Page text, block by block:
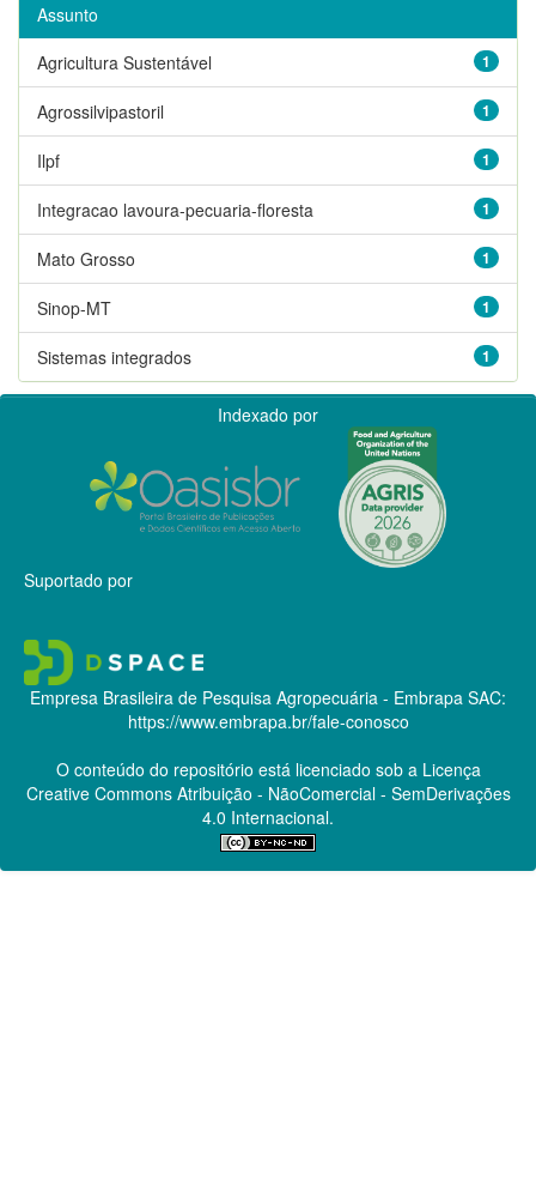
Assunto
1
Agricultura Sustentável
1
Agrossilvipastoril
1
Ilpf
1
Integracao lavoura-pecuaria-floresta
1
Mato Grosso
1
Sinop-MT
1
Sistemas integrados
Indexado por
Suportado por
Empresa Brasileira de Pesquisa Agropecuária - Embrapa SAC:
https://www.embrapa.br/fale-conosco
O conteúdo do repositório está licenciado sob a Licença
Creative CommonsAtribuição - NãoComercial - SemDerivações
4.0 Internacional.